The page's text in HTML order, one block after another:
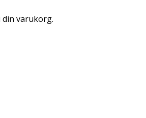
varukorg.